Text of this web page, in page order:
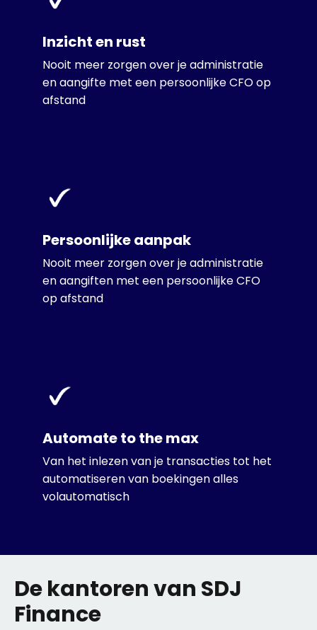
Inzicht en rust
Nooit meer zorgen over je administratie
en aangifte met een persoonlijke CFO op
afstand
Persoonlijke aanpak
Nooit meer zorgen over je administratie
en aangiften met een persoonlijke CFO
op afstand
Automate to the max
Van het inlezen van je transacties tot het
automatiseren van boekingen alles
volautomatisch
De kantoren van SDJ
Finance